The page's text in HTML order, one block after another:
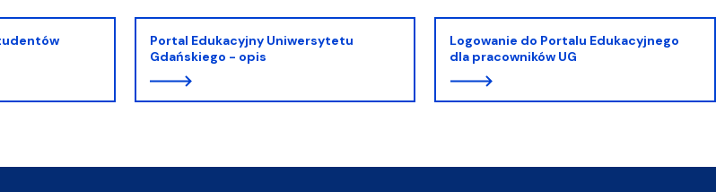
Portal Edukacyjny Uniwersytetu
Gdańskiego - opis
Logowanie do Portalu Edukacyjnego
dla pracowników UG